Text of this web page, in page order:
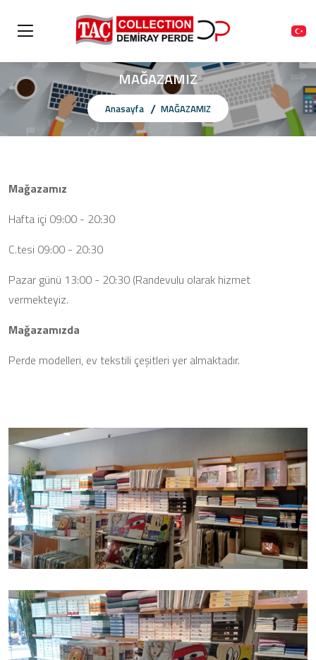
MAĞAZAMIZ
Anasayfa MAĞAZAMIZ
Mağazamız
Hafta içi 09:00 - 20:30
C.tesi 09:00 - 20:30
Pazar günü 13:00 - 20:30 (Randevulu olarak hizmet
vermekteyiz.
Mağazamızda
Perde modelleri, ev tekstili çeşitleri yer almaktadır.